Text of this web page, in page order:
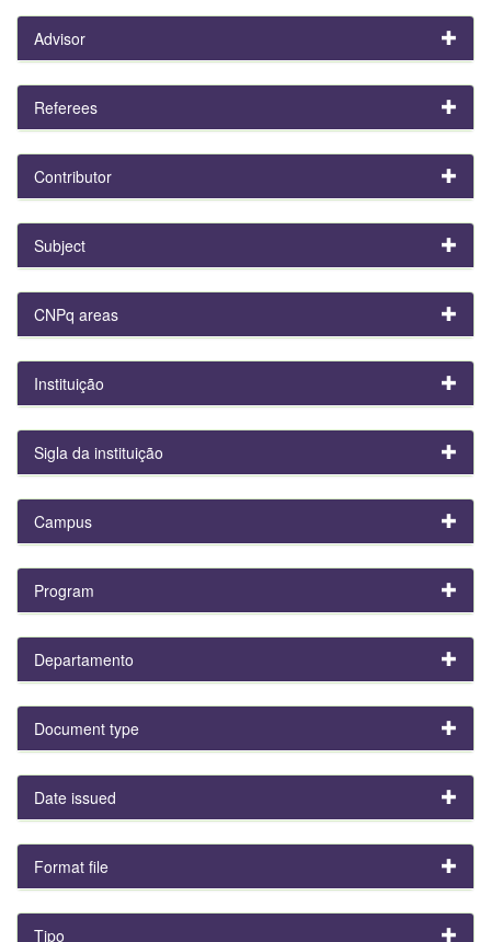
Advisor
Referees
Contributor
Subject
CNPq areas
Instituição
Sigla da instituição
Campus
Program
Departamento
Document type
Date issued
Format file
Tipo